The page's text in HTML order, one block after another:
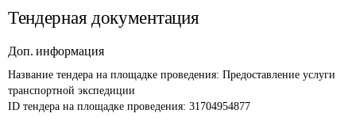
Тендерная документация
Доп. информация
Название тендера на площадке проведения: Предоставление услуги
транспортной экспедиции
ID тендера на площадке проведения: 31704954877